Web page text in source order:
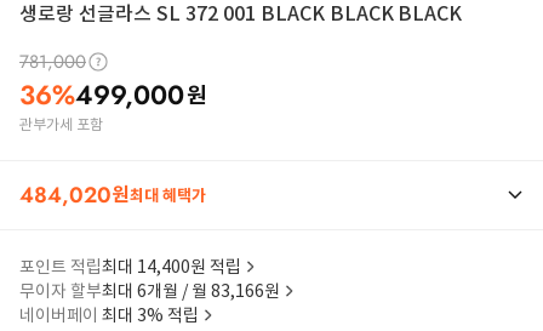
생로랑 선글라스 SL 372 001 BLACK BLACK BLACK
781,000
36%499,000원
관부가세 포함
484,020원최대 혜택가
포인트 적립최대 14,400원 적립
무이자 할부최대 6개월 / 월 83,166원
네이버페이 최대 3% 적립